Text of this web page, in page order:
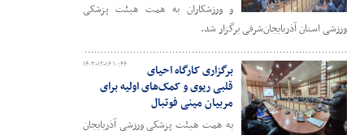
و ورزشکاران به همت هیئت پزشکی
ورزشی استان آذربایجان‌شرقی برگزار شد.
۱۴۰۳-۱۲-۱۶ ۱۰:۴۶
برگزاری کارگاه احیای
قلبی ریوی و کمک‌های اولیه برای
مربیان مینی فوتبال
به همت هیئت پزشکی ورزشی آذربایجان